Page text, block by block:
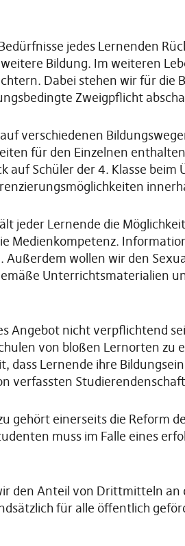
jedes Lernenden
Bildung. Im weiteren
Dabei stehen wir für die
Zweigpflicht
verschiedenen
für den Einzelnen
auf Schüler der 4. Klasse beim
jeder Lernende die
Medienkompetenz.
wollen wir den
Unterrichtsmaterialien
Angebot nicht verpflichtend
von bloßen Lernorten zu
dass Lernende ihre
verfassten
gehört einerseits die Reform
muss im Falle eines
den Anteil von Drittmitteln
für alle öffentlich